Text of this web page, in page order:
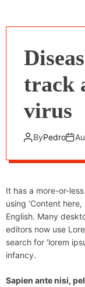
track
virus
ByPedro
It has a more-or-
using ‘Content
English. Many
editors now use
search for ‘lorem
infancy.
Sapien ante nisi,